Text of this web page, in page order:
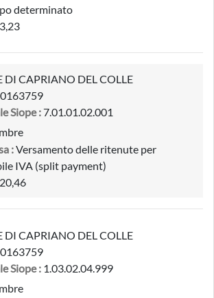
determinato
DI CAPRIANO DEL COLLE
Siope :7.01.01.02.001
:Versamento delle ritenute per
IVA (split payment)
DI CAPRIANO DEL COLLE
Siope : 1.03.02.04.999